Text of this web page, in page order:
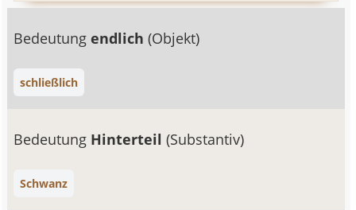
Bedeutungendlich(Objekt)
schließlich
Bedeutung Hinterteil(Substantiv)
Schwanz